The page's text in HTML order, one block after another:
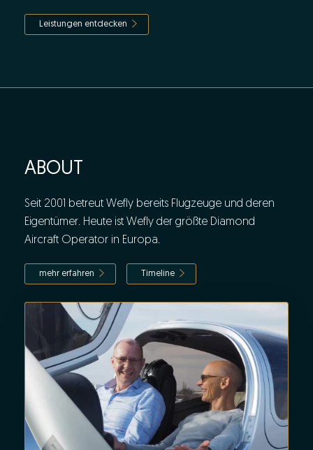
Leistungen entdecken
ABOUT
Seit 2001 betreut Wefly bereits Flugzeuge und deren
Eigentümer. Heute ist Wefly der größte Diamond
Aircraft Operator in Europa.
mehr erfahren Timeline